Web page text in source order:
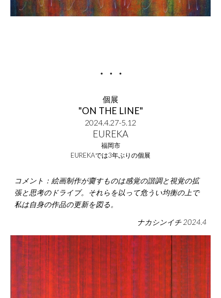
・・・
個展
"ON THE LINE"
2024.4.27-5.12
EUREKA
福岡市
EUREKAでは3年ぶりの個展
コメント：絵画制作が齎すものは感覚の諧調と視覚の拡
張と思考のドライブ。それらを以って危うい均衡の上で
私は自身の作品の更新を図る。
ナカシンイチ 2024.4